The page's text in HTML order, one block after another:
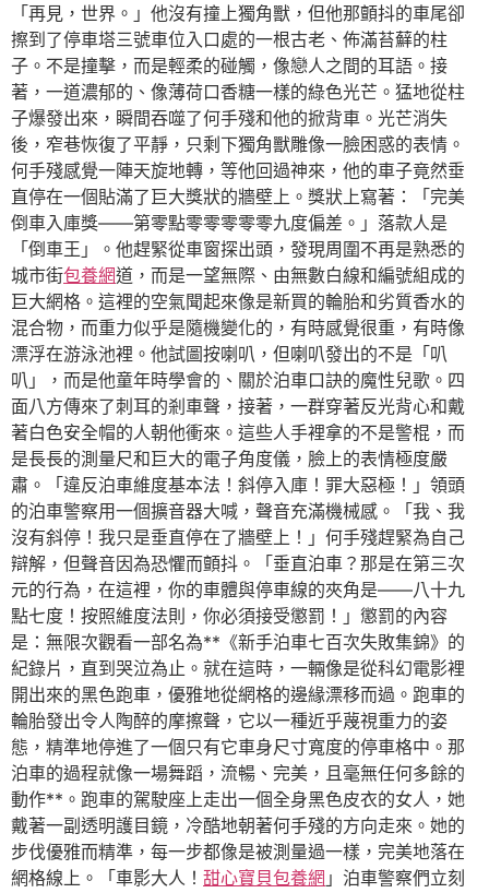
「再見，世界。」他沒有撞上獨角獸，但他那顫抖的車尾卻
擦到了停車塔三號車位入口處的一根古老、佈滿苔蘚的柱
子。不是撞擊，而是輕柔的碰觸，像戀人之間的耳語。接
著，一道濃郁的、像薄荷口香糖一樣的綠色光芒。猛地從柱
子爆發出來，瞬間吞噬了何手殘和他的掀背車。光芒消失
後，窄巷恢復了平靜，只剩下獨角獸雕像一臉困惑的表情。
何手殘感覺一陣天旋地轉，等他回過神來，他的車子竟然垂
直停在一個貼滿了巨大獎狀的牆壁上。獎狀上寫著：「完美
倒車入庫獎——第零點零零零零零九度偏差。」落款人是
「倒車王」。他趕緊從車窗探出頭，發現周圍不再是熟悉的
城市街包養網道，而是一望無際、由無數白線和編號組成的
巨大網格。這裡的空氣聞起來像是新買的輪胎和劣質香水的
混合物，而重力似乎是隨機變化的，有時感覺很重，有時像
漂浮在游泳池裡。他試圖按喇叭，但喇叭發出的不是「叭
叭」，而是他童年時學會的、關於泊車口訣的魔性兒歌。四
面八方傳來了刺耳的剎車聲，接著，一群穿著反光背心和戴
著白色安全帽的人朝他衝來。這些人手裡拿的不是警棍，而
是長長的測量尺和巨大的電子角度儀，臉上的表情極度嚴
肅。「違反泊車維度基本法！斜停入庫！罪大惡極！」領頭
的泊車警察用一個擴音器大喊，聲音充滿機械感。「我、我
沒有斜停！我只是垂直停在了牆壁上！」何手殘趕緊為自己
辯解，但聲音因為恐懼而顫抖。「垂直泊車？那是在第三次
元的行為，在這裡，你的車體與停車線的夾角是——八十九
點七度！按照維度法則，你必須接受懲罰！」懲罰的內容
是：無限次觀看一部名為**《新手泊車七百次失敗集錦》的
紀錄片，直到哭泣為止。就在這時，一輛像是從科幻電影裡
開出來的黑色跑車，優雅地從網格的邊緣漂移而過。跑車的
輪胎發出令人陶醉的摩擦聲，它以一種近乎蔑視重力的姿
態，精準地停進了一個只有它車身尺寸寬度的停車格中。那
泊車的過程就像一場舞蹈，流暢、完美，且毫無任何多餘的
動作**。跑車的駕駛座上走出一個全身黑色皮衣的女人，她
戴著一副透明護目鏡，冷酷地朝著何手殘的方向走來。她的
步伐優雅而精準，每一步都像是被測量過一樣，完美地落在
網格線上。「車影大人！ 甜心寶貝包養網 」泊車警察們立刻